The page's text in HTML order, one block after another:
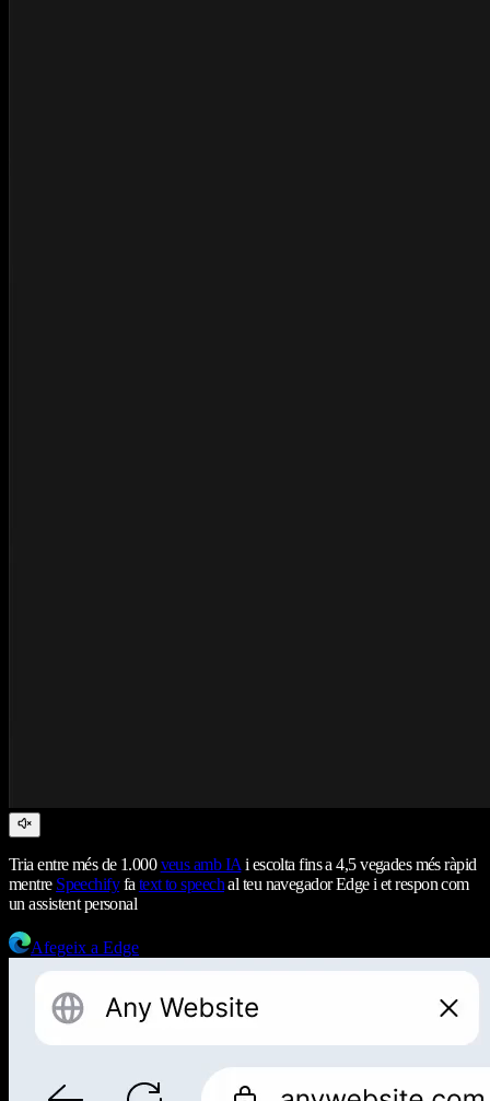
Tria entre més de 1.000veus amb IA i escolta fins a 4,5 vegades més ràpid
mentre Speechifyfa text to speechal teu navegador Edge i et respon com
un assistent personal
Afegeix a Edge